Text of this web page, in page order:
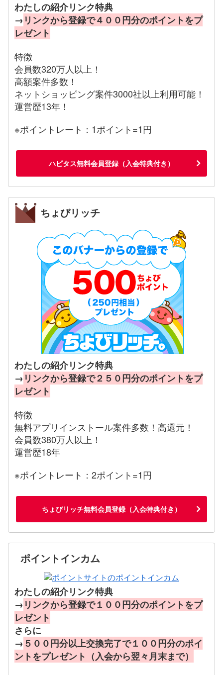
わたしの紹介リンク特典
→ リンクから登録で４００円分のポイントをプ
レゼント
特徴
会員数320万人以上！
高額案件多数！
ネットショッピング案件3000社以上利用可能！
運営歴13年！
※ポイントレート：1ポイント=1円
ハピタス無料会員登録（入会特典付き）
ちょびリッチ
わたしの紹介リンク特典
→ リンクから登録で２５０円分のポイントをプ
レゼント
特徴
無料アプリインストール案件多数！高還元！
会員数380万人以上！
運営歴18年
※ポイントレート：2ポイント=1円
ちょびリッチ無料会員登録（入会特典付き）
ポイントインカム
わたしの紹介リンク特典
→ リンクから登録で１００円分のポイントをプ
レゼント
さらに
→ ５００円分以上交換完了で１００円分のポイ
ントをプレゼント（入会から翌々月末まで）